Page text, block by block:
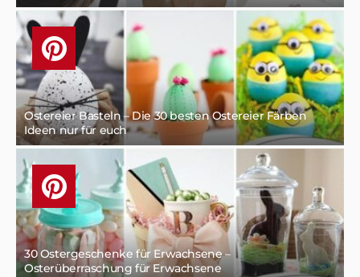
Ostereier Basteln – Die 30 besten Ostereier Färben
Ideen nur für euch
30 Ostergeschenke für Erwachsene –
Osterüberraschung für Erwachsene